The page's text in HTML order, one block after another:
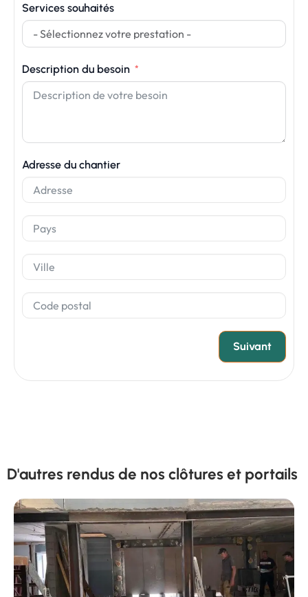
Services souhaités
Description du besoin
Adresse du chantier
Suivant
D'autres rendus de nos clôtures et portails